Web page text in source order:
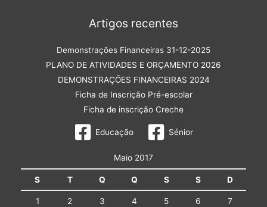
Artigos recentes
Demonstrações Financeiras 31-12-2025
PLANO DE ATIVIDADES E ORÇAMENTO 2026
DEMONSTRAÇÕES FINANCEIRAS 2024
Ficha de Inscrição Pré-escolar
Ficha de inscrição Creche
Educação Sénior
Maio 2017
S T Q Q S S D
1 2 3 4 5 6
7